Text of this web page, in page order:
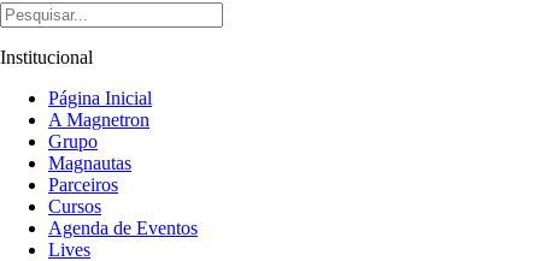
Institucional
Página Inicial
A Magnetron
Grupo
Magnautas
Parceiros
Cursos
Agenda de Eventos
Lives